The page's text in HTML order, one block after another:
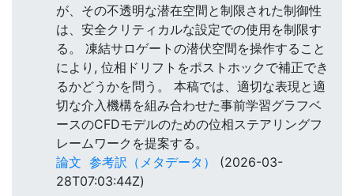
が、その不透明な潜在空間と制限された制御性
は、安全クリティカルな設定での使用を制限す
る。 凍結サロゲートの潜伏空間を操作すること
により, 位相ドリフトをポストホックで補正でき
るかどうかを問う。 本稿では、適切な表現と適
切な介入機構を組み合わせた事前学習グラフベ
ースのCFDモデルのための位相ステアリングフ
レームワークを提案する。
論文 参考訳（メタデータ）
(2026-03-
28T07:03:44Z)